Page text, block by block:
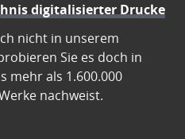
digitalisierter Drucke
nicht in unserem
Sie es doch in
mehr als 1.600.000
nachweist.